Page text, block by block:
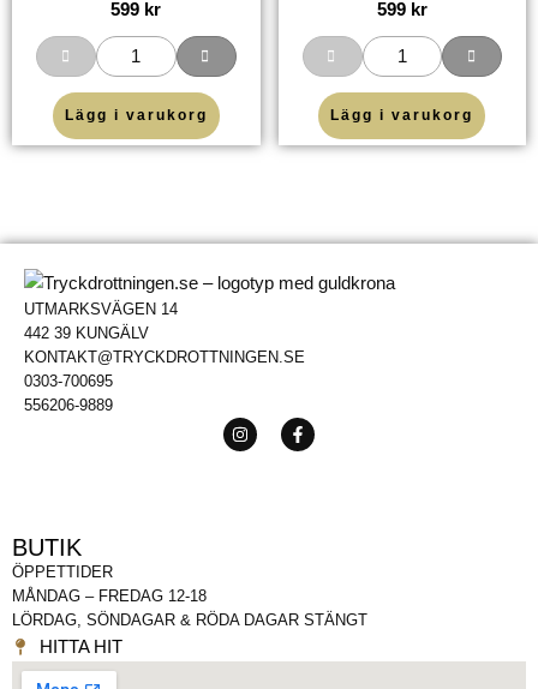
599 kr
Lägg i varukorg
599 kr
Lägg i varukorg
UTMARKSVÄGEN 14
442 39 KUNGÄLV
KONTAKT@TRYCKDROTTNINGEN.SE
0303-700695
556206-9889
BUTIK
ÖPPETTIDER
MÅNDAG – FREDAG 12-18
LÖRDAG, SÖNDAGAR & RÖDA DAGAR STÄNGT
HITTA HIT